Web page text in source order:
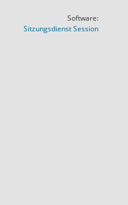
Software:
SitzungsdienstSession(Wird in